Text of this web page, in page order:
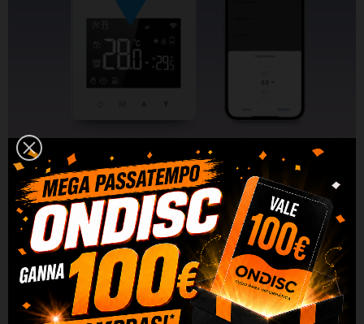
Controle completo na ponta
dos dedos
Controle seu termostato, não importa onde você
esteja! O aplicativo Smart Life/Tuya permite
que você controle remotamente seu termostato